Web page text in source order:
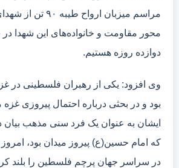
مراسم میزبان ارواح
محور مقاومت و خانواده‌های این شهدا
دوازده روزه هستیم.
وی افزود: یکی از رهبران فلسطینی در
بود و در بحثی درباره احتمال پیروزی
ایشان به عنوان یک فرد سنی مذهب بیان
که امام حسین(ع) پیروز میدان بود، امروز
در سراسر جهان پرچم فلسطین را بلند